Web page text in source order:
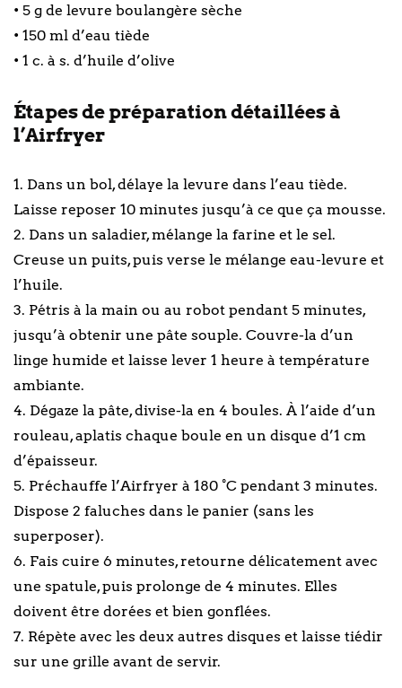
• 5 g de levure boulangère sèche
• 150 ml d’eau tiède
• 1 c. à s. d’huile d’olive
Étapes de préparation détaillées à
l’Airfryer
1. Dans un bol, délaye la levure dans l’eau tiède.
Laisse reposer 10 minutes jusqu’à ce que ça mousse.
2. Dans un saladier, mélange la farine et le sel.
Creuse un puits, puis verse le mélange eau-levure et
l’huile.
3. Pétris à la main ou au robot pendant 5 minutes,
jusqu’à obtenir une pâte souple. Couvre-la d’un
linge humide et laisse lever 1 heure à température
ambiante.
4. Dégaze la pâte, divise-la en 4 boules. À l’aide d’un
rouleau, aplatis chaque boule en un disque d’1 cm
d’épaisseur.
5. Préchauffe l’Airfryer à 180 °C pendant 3 minutes.
Dispose 2 faluches dans le panier (sans les
superposer).
6. Fais cuire 6 minutes, retourne délicatement avec
une spatule, puis prolonge de 4 minutes. Elles
doivent être dorées et bien gonflées.
7. Répète avec les deux autres disques et laisse tiédir
sur une grille avant de servir.